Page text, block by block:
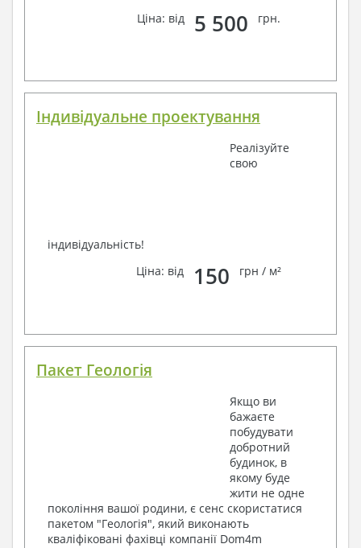
фахівців, Ви можете будь-яким зручним способом
зв'язку: замовте зворотній дзвінок, viber, e-mail,
Ціна: від 5 500 грн.
Індивідуальне проектування
Реалізуйте
свою
індивідуальність!
Ціна: від
150 грн / м²
Пакет Геологія
Якщо ви
бажаєте
побудувати
добротний
будинок, в
якому буде
жити не одне
покоління вашої родини, є сенс скористатися
пакетом "Геологія", який виконають
кваліфіковані фахівці компанії Dom4m